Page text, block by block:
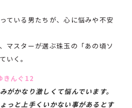
ている男たちが、心に悩みや不安
マスターが選ぶ珠玉の「あの頃ソ
いく。
きんぐ12
がかなり激しくて悩んでいます。
っと上手くいかない事があるとす